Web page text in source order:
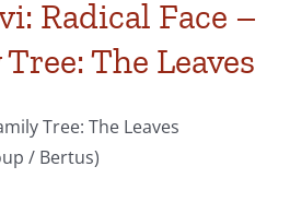
Down
–
Evenings
on
Radical Face –
The Leaves
Tree: The Leaves
/ Bertus)